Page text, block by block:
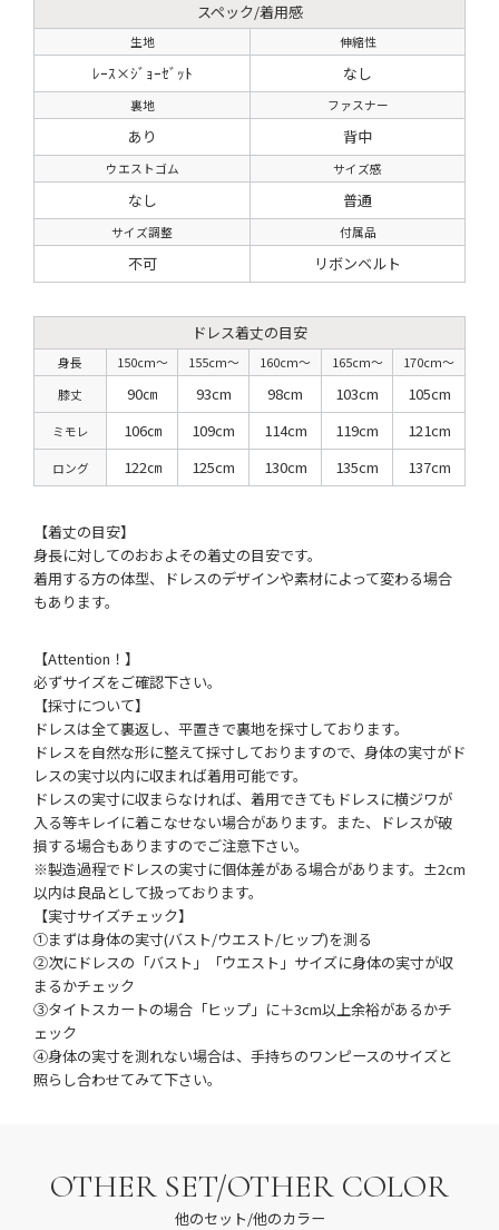
スペック/着用感
生地 伸縮性
ﾚｰｽ×ｼﾞｮｰｾﾞｯﾄ なし
裏地 ファスナー
あり 背中
ウエストゴム サイズ感
なし 普通
サイズ調整 付属品
不可 リボンベルト
ドレス着丈の目安
身長 150cm〜 155cm〜 160cm〜 165cm〜
170cm〜
膝丈
90㎝ 93cm 98cm 103cm 105cm
ミモレ 106㎝ 109cm 114cm 119cm 121cm
ロング 122㎝ 125cm 130cm 135cm 137cm
【着丈の目安】
身長に対してのおおよその着丈の目安です。
着用する方の体型、ドレスのデザインや素材によって変わる場合
もあります。
【Attention！】
必ずサイズをご確認下さい。
【採寸について】
ドレスは全て裏返し、平置きで裏地を採寸しております。
ドレスを自然な形に整えて採寸しておりますので、身体の実寸がド
レスの実寸以内に収まれば着用可能です。
ドレスの実寸に収まらなければ、着用できてもドレスに横ジワが
入る等キレイに着こなせない場合があります。また、ドレスが破
損する場合もありますのでご注意下さい。
※製造過程でドレスの実寸に個体差がある場合があります。±2cm
以内は良品として扱っております。
【実寸サイズチェック】
①まずは身体の実寸(バスト/ウエスト/ヒップ)を測る
②次にドレスの「バスト」「ウエスト」サイズに身体の実寸が収
まるかチェック
③タイトスカートの場合「ヒップ」に＋3cm以上余裕があるかチ
ェック
④身体の実寸を測れない場合は、手持ちのワンピースのサイズと
照らし合わせてみて下さい。
OTHER SET/OTHER COLOR
他のセット/他のカラー